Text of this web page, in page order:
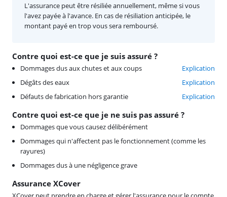
Contre quoi est-ce que je suis assuré ?
Dommages dus aux chutes et aux coups
Explication
Dégâts des eaux
Explication
Défauts de fabrication hors garantie
Explication
Contre quoi est-ce que je ne suis pas assuré ?
Dommages que vous causez délibérément
Dommages qui n'affectent pas le fonctionnement (comme les
rayures)
Dommages dus à une négligence grave
Assurance XCover
L'assurance peut être résiliée annuellement, même si vous
l'avez payée à l'avance. En cas de résiliation anticipée, le
montant payé en trop vous sera remboursé.